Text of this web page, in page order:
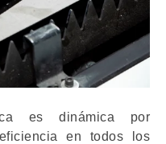
es dinámica por
en todos los